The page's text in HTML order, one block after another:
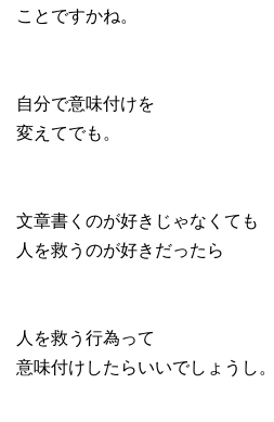
ことですかね。
自分で意味付けを
変えてでも。
文章書くのが好きじゃなくても
人を救うのが好きだったら
人を救う行為って
意味付けしたらいいでしょうし。